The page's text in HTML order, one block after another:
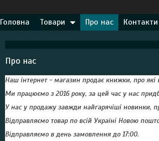
Головна Товари Про нас Контакти
Про нас
Наш інтернет - магазин продає книжки, про які
Ми працюємо з 2016 року, за цей час у нас
У нас у продажу завжди найгарячіші новинки,
Відправляємо товар по всій Україні Новою
Відправляємо в день замовлення до 17:00.